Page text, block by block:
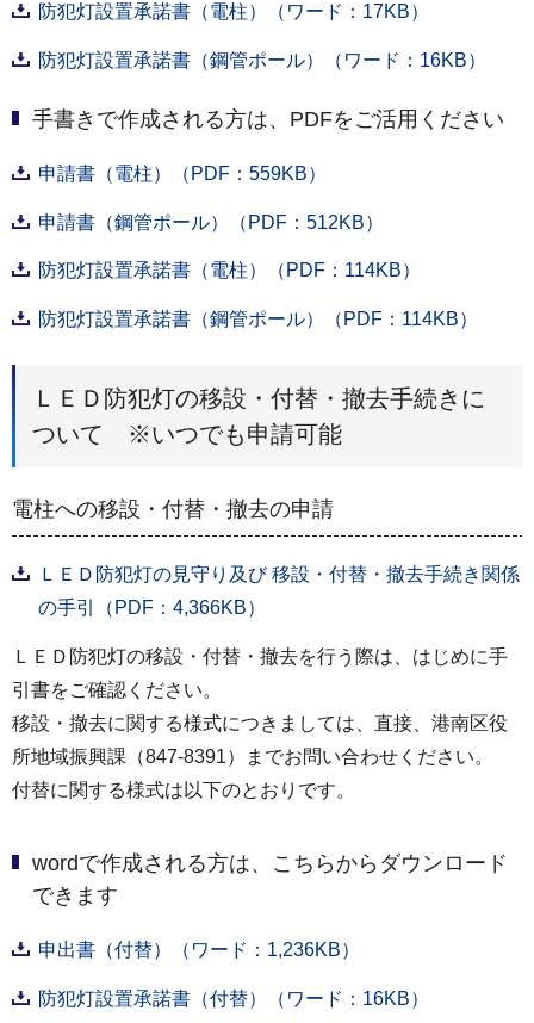
防犯灯設置承諾書（電柱）（ワード：17KB）
防犯灯設置承諾書（鋼管ポール）（ワード：16KB）
手書きで作成される方は、PDFをご活用ください
申請書（電柱）（PDF：559KB）
申請書（鋼管ポール）（PDF：512KB）
防犯灯設置承諾書（電柱）（PDF：114KB）
防犯灯設置承諾書（鋼管ポール）（PDF：114KB）
ＬＥＤ防犯灯の移設・付替・撤去手続きに
ついて ※いつでも申請可能
電柱への移設・付替・撤去の申請
ＬＥＤ防犯灯の見守り及び 移設・付替・撤去手続き関係
の手引（PDF：4,366KB）
ＬＥＤ防犯灯の移設・付替・撤去を行う際は、はじめに手
引書をご確認ください。
移設・撤去に関する様式につきましては、直接、港南区役
所地域振興課（847-8391）までお問い合わせください。
付替に関する様式は以下のとおりです。
wordで作成される方は、こちらからダウンロード
できます
申出書（付替）（ワード：1,236KB）
防犯灯設置承諾書（付替）（ワード：16KB）